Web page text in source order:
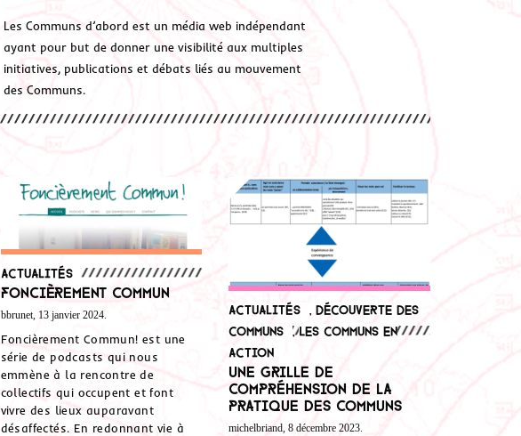
Les Communs d’abord est un média web indépendant
ayant pour but de donner une visibilité aux multiples
initiatives, publications et débats liés au mouvement
des Communs.
Actualités
Foncièrement commun
bbrunet, 13 janvier 2024.
Foncièrement Commun! est une
série de podcasts qui nous
emmène à la rencontre de
collectifs qui occupent et font
vivre des lieux auparavant
désaffectés. En redonnant vie à
Actualités
Découverte des
communs
,Les communs en
action
Une grille de
compréhension de la
pratique des communs
michelbriand, 8 décembre 2023.